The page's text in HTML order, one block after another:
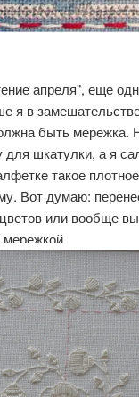
апреля", еще
я в
быть мережка.
шкатулки, а я
такое
Вот думаю:
цветов или вообще